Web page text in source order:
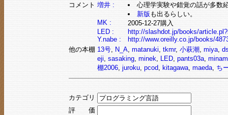
コメント 増井 :
心理学実験や錯覚の話が多数
新版 も出るらしい。
MK :
2005-12-27購入
LED :
http://slashdot.jp/books/
Y.nabe :
http://www.oreilly.co.jp/books/
他の本棚 13号, N_A, matanuki, tkmr, 小萩潮, miya,
eji, sasaking, minek, LED, pants03a,
棚2006, juroku, pcod, kitagawa, maeda, ち
カテゴリ
評 価